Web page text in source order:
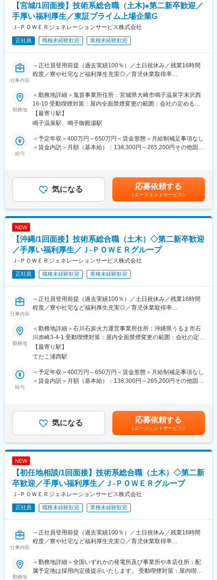
（4） 各拠点の合格者である先輩が、試験傾向や面接対策まで手
厚くサポート。
◎ J-POWERグループの安定性
火力発電所の副産物をセメント原料や肥料として活用するなど、
環境配慮型の循環社会を目指した事業を展開しています。
変更の範囲：会社の定める業務
▼9:00修繕作業対応等
▼13:00各自スケジュール管理による、デスクワーク、各種資料作
成
▼17:00頃 退社
◇平均残業16時間
◇土日祝休み／年間休日123日
◇育児休業取得率100％（2024年度実績）
＊社員の健康と充実した生活に配慮した生産性の高い職場の実現
のために「時間外労働、有給取得の見える化」や「No残業デーの
更なる徹底」など会社全体として取り組みをしております。
■当社の魅力について：
◎ 手厚い福利厚生
教育・研修制度を通じて、着実なキャリアアップを支援します。
（1） 資格取得向け外部講習は上限なく会社負担。平日の研修も
担。
（4） 各拠点の合格者である先輩が、試験傾向や面接対策まで手
厚くサポート。
◎ J-POWERグループの安定性
火力発電所の副産物をセメント原料や肥料として活用するなど、
環境配慮型の循環社会を目指した事業を展開しています。
変更の範囲：会社の定める業務
【宮城/1回面接】技術系総合職（土木)※第二新卒歓迎／
手厚い福利厚生／東証プライム上場企業G
Ｊ‐ＰＯＷＥＲジェネレーションサービス株式会社
正社員 職種未経験歓迎 業種未経験歓迎
仕事内容
～正社員登用前提（過去実績100％）／土日祝休み／残業16時間
程度／寮や社宅など福利厚生充実◎／育児休業取得率
備運営のすべてを担う会社です／プライム上場で日本有数の電力
会社である電源開発株式会社の100％子会社～
■業務概要：
同社の管理する火力発電プラントの土木関係の点検・保守計画の
立案から、補修・新設工事の管理・実施、関係部署・機関との調
整を担当します。
・火力発電所の建築設備に係る技術総括及び社内外調整
・火力運営事業所技術支援
▼9:00修繕作業対応等
▼13:00各自スケジュール管理による、デスクワーク、各種資料作
成
▼17:00頃 退社
◇平均残業16時間
◇土日祝休み／年間休日123日
◇育児休業取得率100％（2024年度実績）
＊社員の健康と充実した生活に配慮した生産性の高い職場の実現
のために「時間外労働、有給取得の見える化」や「No残業デーの
更なる徹底」など会社全体として取り組みをしております。
■当社の魅力について：
◎ 手厚い福利厚生
教育・研修制度を通じて、着実なキャリアアップを支援します。
（1） 資格取得向け外部講習は上限なく会社負担。平日の研修も
担。
（4） 各拠点の合格者である先輩が、試験傾向や面接対策まで手
厚くサポート。
◎ J-POWERグループの安定性
火力発電所の副産物をセメント原料や肥料として活用するなど、
環境配慮型の循環社会を目指した事業を展開しています。
変更の範囲：会社の定める業務
勤務地
＜勤務地詳細＞鬼首事業所住所：宮城県大崎市鳴子温泉字末沢西
16-10 受動喫煙対策：屋内全面禁煙変更の範囲：会社の定める事
業所
【最寄り駅】
鳴子温泉駅、鳴子御殿湯駅
給与
＜予定年収＞400万円～650万円＜賃金形態＞月給制補足事項なし
＜賃金内訳＞月額（基本給）：138,300円～265,200円その他固定
名：680万円・40歳扶養2名：810万円※1.上記年収は本店勤務にて
試算、残業手当21H/円を含む※2.社宅、寮、借上げ社宅はモデル年
収に含まれません。賃金はあくまでも目安の金額であり、選考を
通じて上下する可能性があります。月給(月額)は固定手当を含めた
表記です。
気になる 応募依頼する
（エージェントサービス）
NEW
【沖縄/1回面接】技術系総合職（土木）◇第二新卒歓迎
／手厚い福利厚生／Ｊ‐ＰＯＷＥＲグループ
Ｊ‐ＰＯＷＥＲジェネレーションサービス株式会社
正社員 職種未経験歓迎 業種未経験歓迎
仕事内容
～正社員登用前提（過去実績100％）／土日祝休み／残業16時間
程度／寮や社宅など福利厚生充実◎／育児休業取得率
備運営のすべてを担う会社です／プライム上場で日本有数の電力
会社である電源開発株式会社の100％子会社～
■業務概要：
同社の管理する火力発電プラントの土木関係の点検・保守計画の
立案から、補修・新設工事の管理・実施、関係部署・機関との調
整を担当します。
・火力発電所の建築設備に係る技術総括及び社内外調整
・火力運営事業所技術支援
▼9:00修繕作業対応等
▼13:00各自スケジュール管理による、デスクワーク、各種資料作
成
▼17:00頃 退社
◇平均残業16時間
◇土日祝休み／年間休日123日
◇育児休業取得率100％（2024年度実績）
＊社員の健康と充実した生活に配慮した生産性の高い職場の実現
勤務地
＜勤務地詳細＞石川石炭火力運営事業所住所：沖縄県うるま市石
川赤崎3-4-1 受動喫煙対策：屋内全面禁煙変更の範囲：会社の定め
る事業所
【最寄り駅】
てだこ浦西駅
給与
＜予定年収＞400万円～650万円＜賃金形態＞月給制補足事項なし
＜賃金内訳＞月額（基本給）：138,300円～265,200円その他固定
名：680万円・40歳扶養2名：810万円※1.上記年収は本店勤務にて
試算、残業手当21H/円を含む※2.社宅、寮、借上げ社宅はモデル年
収に含まれません。賃金はあくまでも目安の金額であり、選考を
通じて上下する可能性があります。月給(月額)は固定手当を含めた
表記です。
気になる 応募依頼する
（エージェントサービス）
NEW
【初任地相談/1回面接】技術系総合職（土木）◇第二新
卒歓迎／手厚い福利厚生／Ｊ‐ＰＯＷＥＲグループ
Ｊ‐ＰＯＷＥＲジェネレーションサービス株式会社
正社員 職種未経験歓迎 業種未経験歓迎
仕事内容
～正社員登用前提（過去実績100％）／土日祝休み／残業16時間
程度／寮や社宅など福利厚生充実◎／育児休業取得率
備運営のすべてを担う会社です／プライム上場で日本有数の電力
会社である電源開発株式会社の100％子会社～
勤務地
＜勤務地詳細＞全国いずれかの発電所及び事業所や本店住所：配
属予定地は採用内定後提示いたします。 受動喫煙対策：屋内喫煙